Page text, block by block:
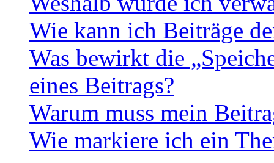
Wie kann ich Beiträge
Was bewirkt die
eines Beitrags?
Warum muss mein
Wie markiere ich ein